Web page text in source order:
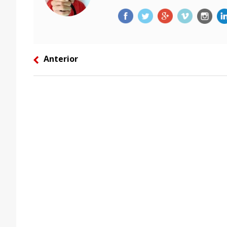
left Anterior